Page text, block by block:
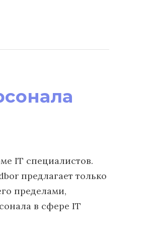
IT специалистов.
предлагает только
пределами,
в сфере IT